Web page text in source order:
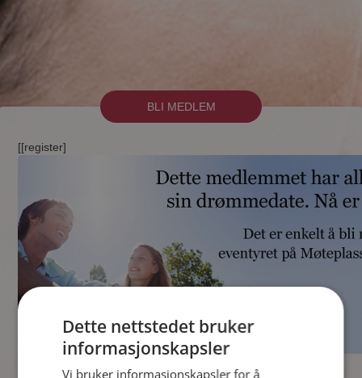
BLI MEDLEM
[[register]
Dette nettstedet bruker
informasjonskapsler
Vi bruker informasjonskapsler for å